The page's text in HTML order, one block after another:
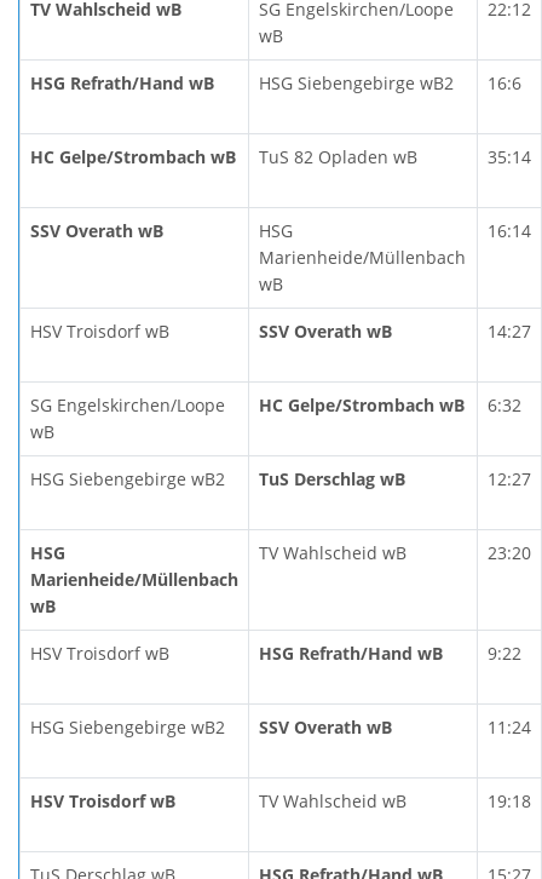
TV Wahlscheid wB
SG Engelskirchen/Loope
wB
22:12
HSG Refrath/Hand wB HSG Siebengebirge wB2 16:6
HC Gelpe/Strombach wB TuS 82 Opladen wB 35:14
SSV Overath wB
HSG
Marienheide/Müllenbach
wB
16:14
HSV Troisdorf wB SSV Overath wB 14:27
SG Engelskirchen/Loope
wB
HC Gelpe/Strombach wB 6:32
HSG Siebengebirge wB2 TuS Derschlag wB 12:27
HSG
Marienheide/Müllenbach
wB
TV Wahlscheid wB 23:20
HSV Troisdorf wB HSG Refrath/Hand wB 9:22
HSG Siebengebirge wB2 SSV Overath wB 11:24
HSV Troisdorf wB TV Wahlscheid wB 19:18